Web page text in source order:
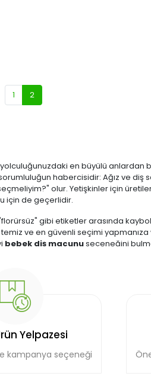
1 2
en büyülü anlardan
habercisidir: Ağız ve diş
olur. Yetişkinler için
için de geçerlidir.
gibi etiketler arasında
ve en güvenli seçimi
bebek diş macunuseçeneğini
Macunu
veya "Sadece su ve
Yelpazesi
kampanya seçeneği